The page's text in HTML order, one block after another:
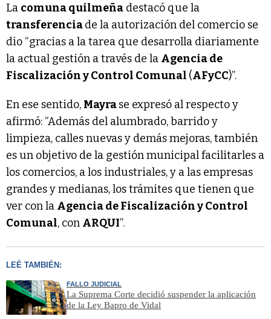
La comuna quilmeña destacó que la
transferenciade la autorización del comercio se
dio “gracias a la tarea que desarrolla diariamente
la actual gestión a través de la Agencia de
Fiscalización y Control Comunal (AFyCC)”.
En ese sentido, Mayrase expresó al respecto y
afirmó: “Además del alumbrado, barrido y
limpieza, calles nuevas y demás mejoras, también
es un objetivo de la gestión municipal facilitarles a
los comercios, a los industriales, y a las empresas
grandes y medianas, los trámites que tienen que
ver con la Agencia de Fiscalización y Control
Comunal, con ARQUI”.
LEÉ TAMBIÉN:
FALLO JUDICIAL
La Suprema Corte decidió suspender la aplicación
de la Ley Bapro de Vidal